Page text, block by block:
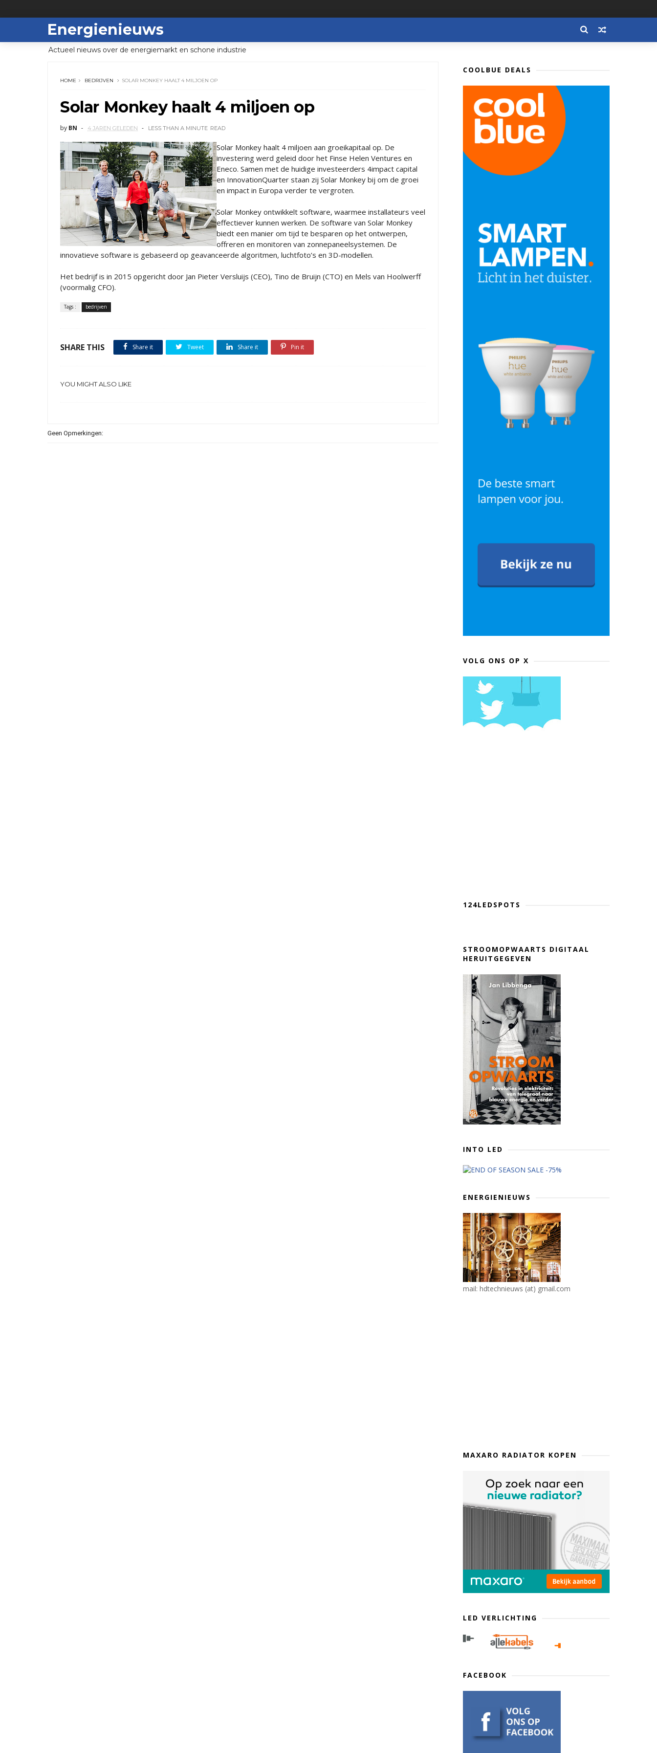
Energienieuws
Actueel nieuws over de energiemarkt en schone industrie
HOME BEDRIJVEN SOLAR MONKEY HAALT 4 MILJOEN OP
Solar Monkey haalt 4 miljoen op
by BN 4 JAREN GELEDEN LESS THAN A MINUTE READ
Solar Monkey haalt 4 miljoen aan groeikapitaal op. De
investering werd geleid door het Finse Helen Ventures en
Eneco. Samen met de huidige investeerders 4impact capital
en InnovationQuarter staan zij Solar Monkey bij om de groei
en impact in Europa verder te vergroten.
Solar Monkey ontwikkelt software, waarmee installateurs veel
effectiever kunnen werken. De software van Solar Monkey
biedt een manier om tijd te besparen op het ontwerpen,
offreren en monitoren van zonnepaneelsystemen. De
innovatieve software is gebaseerd op geavanceerde algoritmen, luchtfoto’s en 3D-modellen.
Het bedrijf is in 2015 opgericht door Jan Pieter Versluijs (CEO), Tino de Bruijn (CTO) en Mels van Hoolwerff
(voormalig CFO).
Tags : bedrijven
SHARE THIS Share it Tweet Share it Pin it
YOU MIGHT ALSO LIKE
Geen Opmerkingen:
COOLBUE DEALS
VOLG ONS OP X
124LEDSPOTS
STROOMOPWAARTS DIGITAAL
HERUITGEGEVEN
INTO LED
ENERGIENIEUWS
mail: hdtechnieuws (at) gmail.com
MAXARO RADIATOR KOPEN
LED VERLICHTING
FACEBOOK